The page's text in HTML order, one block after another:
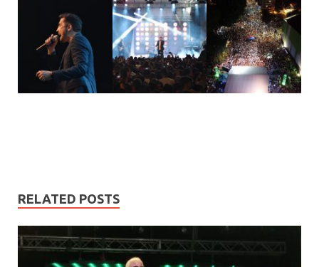
RELATED POSTS